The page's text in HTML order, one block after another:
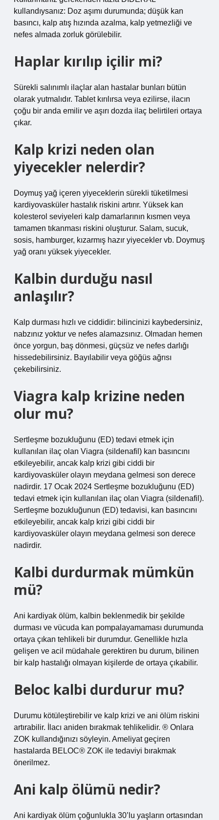
kullandıysanız: Doz aşımı durumunda; düşük kan
basıncı, kalp atış hızında azalma, kalp yetmezliği ve
nefes almada zorluk görülebilir.
Haplar kırılıp içilir mi?
Sürekli salınımlı ilaçlar alan hastalar bunları bütün
olarak yutmalıdır. Tablet kırılırsa veya ezilirse, ilacın
çoğu bir anda emilir ve aşırı dozda ilaç belirtileri ortaya
çıkar.
Kalp krizi neden olan
yiyecekler nelerdir?
Doymuş yağ içeren yiyeceklerin sürekli tüketilmesi
kardiyovasküler hastalık riskini artırır. Yüksek kan
kolesterol seviyeleri kalp damarlarının kısmen veya
tamamen tıkanması riskini oluşturur. Salam, sucuk,
sosis, hamburger, kızarmış hazır yiyecekler vb. Doymuş
yağ oranı yüksek yiyecekler.
Kalbin durduğu nasıl
anlaşılır?
Kalp durması hızlı ve ciddidir: bilincinizi kaybedersiniz,
nabzınız yoktur ve nefes alamazsınız. Olmadan hemen
önce yorgun, baş dönmesi, güçsüz ve nefes darlığı
hissedebilirsiniz. Bayılabilir veya göğüs ağrısı
çekebilirsiniz.
Viagra kalp krizine neden
olur mu?
Sertleşme bozukluğunu (ED) tedavi etmek için
kullanılan ilaç olan Viagra (sildenafil) kan basıncını
etkileyebilir, ancak kalp krizi gibi ciddi bir
kardiyovasküler olayın meydana gelmesi son derece
nadirdir. 17 Ocak 2024 Sertleşme bozukluğunu (ED)
tedavi etmek için kullanılan ilaç olan Viagra (sildenafil).
Sertleşme bozukluğunun (ED) tedavisi, kan basıncını
etkileyebilir, ancak kalp krizi gibi ciddi bir
kardiyovasküler olayın meydana gelmesi son derece
nadirdir.
Kalbi durdurmak mümkün
mü?
Ani kardiyak ölüm, kalbin beklenmedik bir şekilde
durması ve vücuda kan pompalayamaması durumunda
ortaya çıkan tehlikeli bir durumdur. Genellikle hızla
gelişen ve acil müdahale gerektiren bu durum, bilinen
bir kalp hastalığı olmayan kişilerde de ortaya çıkabilir.
Beloc kalbi durdurur mu?
Durumu kötüleştirebilir ve kalp krizi ve ani ölüm riskini
artırabilir. İlacı aniden bırakmak tehlikelidir. ® Onlara
ZOK kullandığınızı söyleyin. Ameliyat geçiren
hastalarda BELOC® ZOK ile tedaviyi bırakmak
önerilmez.
Ani kalp ölümü nedir?
Ani kardiyak ölüm çoğunlukla 30’lu yaşların ortasından